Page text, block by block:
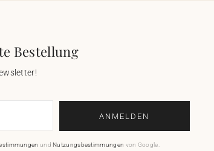
Bestellung
ANMELDEN
und Nutzungsbestimmungen von Google.